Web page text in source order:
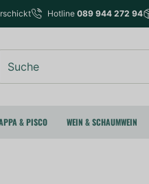
Hotline 089 944 272 94
& PISCO WEIN & SCHAUMWEIN